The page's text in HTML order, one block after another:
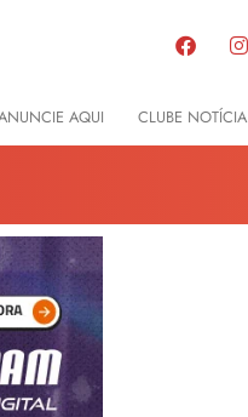
AQUI CLUBE NOTÍCIA